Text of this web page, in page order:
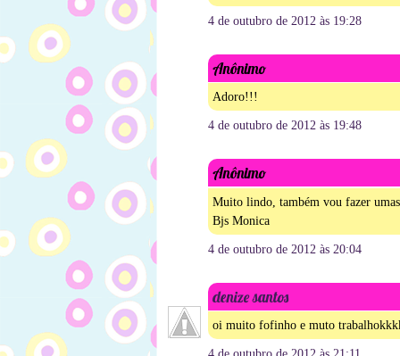
4 de outubro de 2012 às 19:28
Anônimo
Adoro!!!
4 de outubro de 2012 às 19:48
Anônimo
Muito lindo, também vou fazer
Bjs Monica
4 de outubro de 2012 às 20:04
denize santos
oi muito fofinho e muto